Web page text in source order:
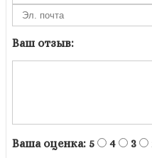
Ваш отзыв:
Ваша оценка: 5 4 3